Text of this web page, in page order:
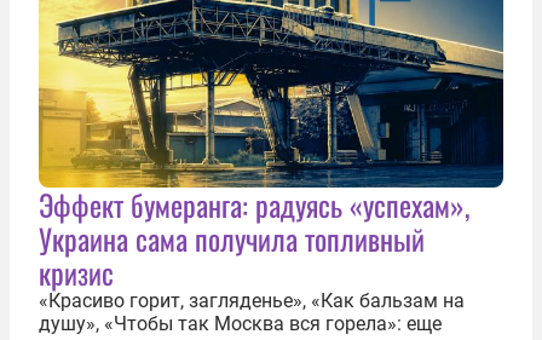
Эффект бумеранга: радуясь «успехам»,
Украина сама получила топливный
кризис
«Красиво горит, загляденье», «Как бальзам на
душу», «Чтобы так Москва вся горела»: еще